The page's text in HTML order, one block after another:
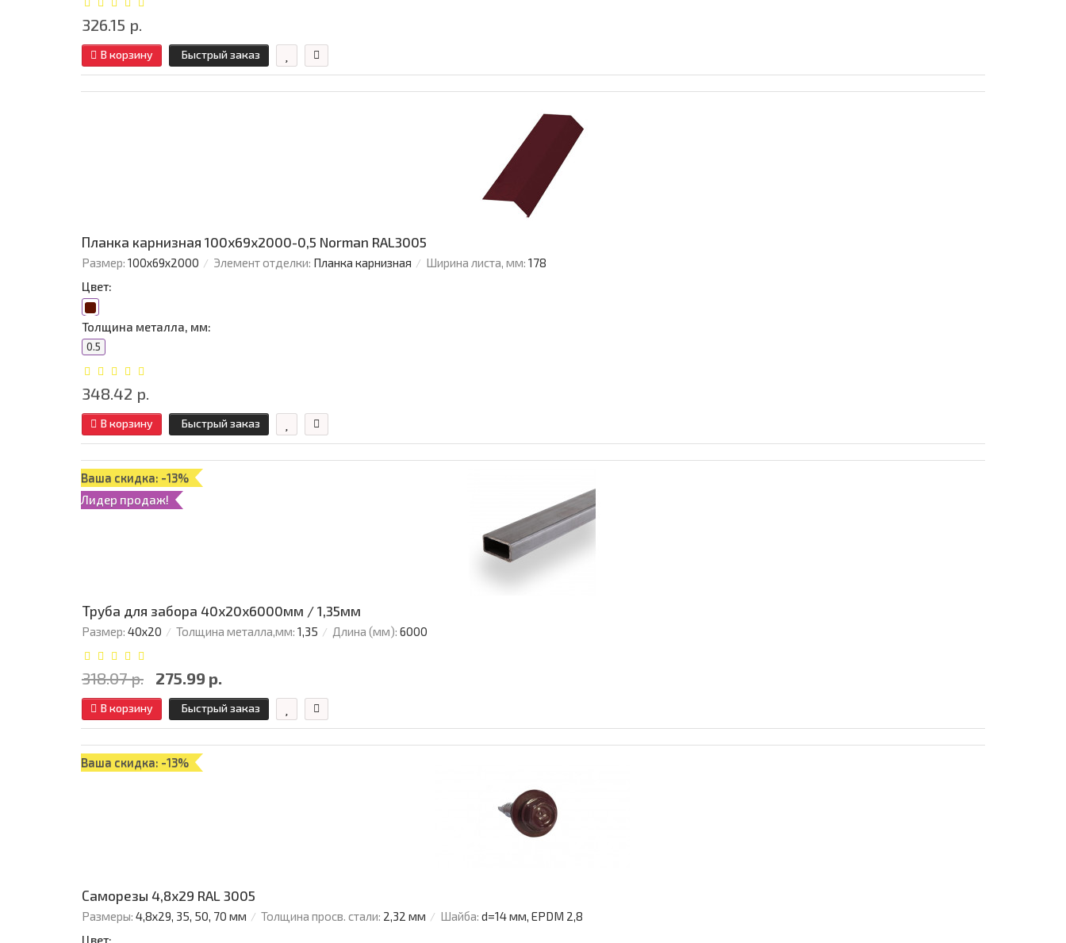
326.15 р.
В корзину Быстрый заказ
Планка карнизная 100х69х2000-0,5 Norman RAL3005
Размер: 100х69х2000 Элемент отделки: Планка карнизная Ширина листа, мм: 178
Цвет:
Толщина металла, мм:
0.5
348.42 р.
В корзину Быстрый заказ
Ваша скидка: -13%
Лидер продаж!
Труба для забора 40х20x6000мм / 1,35мм
Размер: 40х20 Толщина металла,мм: 1,35 Длина (мм): 6000
318.07 р. 275.99 р.
В корзину Быстрый заказ
Ваша скидка: -13%
Саморезы 4,8х29 RAL 3005
Размеры: 4,8х29, 35, 50, 70 мм Толщина просв. стали: 2,32 мм Шайба: d=14 мм, EPDM 2,8
Цвет: